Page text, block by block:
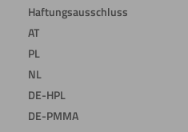
Haftungsausschluss
AT
PL
NL
DE-HPL
DE-PMMA